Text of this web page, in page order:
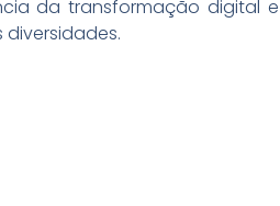
da transformação digital